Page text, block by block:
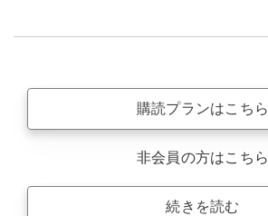
購読プランはこちら
非会員の方はこちら
続きを読む